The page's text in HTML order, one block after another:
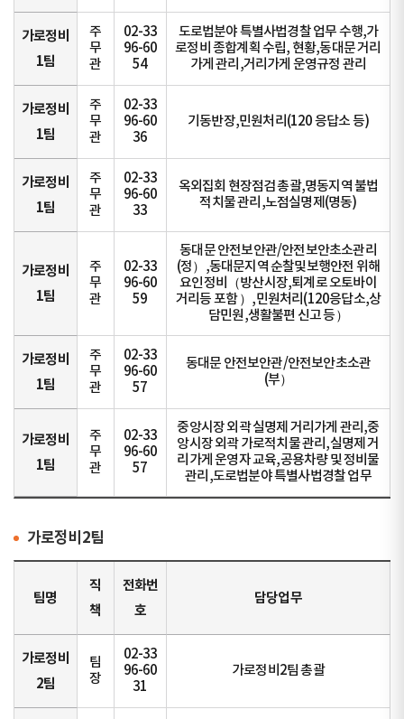
가로정비
1팀
주
무
관
02-33
96-60
54
도로법분야 특별사법경찰 업무 수행,가
로정비 종합계획 수립, 현황,동대문 거리
가게 관리,거리가게 운영규정 관리
가로정비
1팀
주
무
관
02-33
96-60
36
기동반장,민원처리(120 응답소 등)
가로정비
1팀
주
무
관
02-33
96-60
33
옥외집회 현장점검 총괄,명동지역 불법
적치물 관리,노점실명제(명동)
가로정비
1팀
주
무
관
02-33
96-60
59
동대문 안전보안관/안전보안초소관리
(정）,동대문지역 순찰및보행안전 위해
요인정비（방산시장,퇴계로 오토바이
거리등 포함 ）,민원처리(120응답소,상
담민원,생활불편 신고 등）
가로정비
1팀
주
무
관
02-33
96-60
57
동대문 안전보안관/안전보안초소관
(부）
가로정비
1팀
주
무
관
02-33
96-60
57
중앙시장 외곽 실명제 거리가게 관리,중
앙시장 외곽 가로적치물 관리,실명제 거
리가게 운영자 교육,공용차량 및 정비물
관리,도로법분야 특별사법경찰 업무
가로정비2팀
팀명
직
책
전화번
호
담당업무
가로정비
2팀
팀
장
02-33
96-60
31
가로정비2팀 총괄